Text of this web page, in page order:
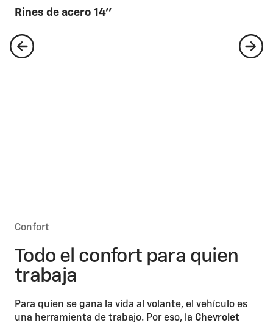
Rines de acero 14''
Confort
Todo el confort para quien
trabaja
Para quien se gana la vida al volante, el vehículo es
una herramienta de trabajo. Por eso, la Chevrolet